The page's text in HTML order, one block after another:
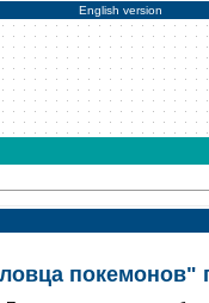
English version